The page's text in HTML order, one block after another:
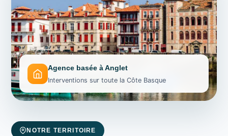
NOTRE TERRITOIRE
Agence basée à Anglet
Interventions sur toute la Côte Basque